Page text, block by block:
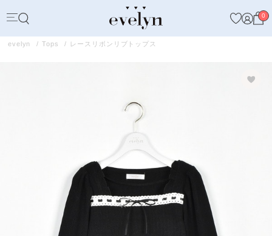
0
evelyn Tops レースリボンリブトップス